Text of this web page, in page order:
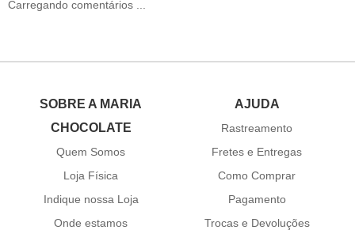
Carregando comentários ...
SOBRE A MARIA
CHOCOLATE
Quem Somos
Loja Física
Indique nossa Loja
Onde estamos
AJUDA
Rastreamento
Fretes e Entregas
Como Comprar
Pagamento
Trocas e Devoluções